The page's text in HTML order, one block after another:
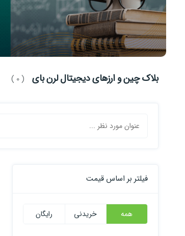
بلاک چین و ارزهای دیجیتال لرن بای ( 0 )
فیلتر بر اساس قیمت
همه خریدنی رایگان